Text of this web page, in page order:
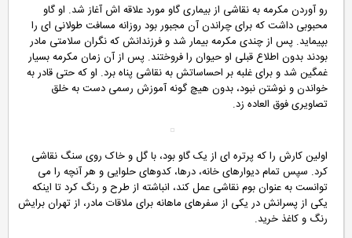
رو آوردن مکرمه به نقاشی از بیماری گاو مورد علاقه اش آغاز شد. او گاو
محبوبی داشت که برای چراندن آن مجبور بود روزانه مسافت طولانی ای را
بپیماید. پس از چندی مکرمه بیمار شد و فرزندانش که نگران سلامتی مادر
بودند بدون اطلاع قبلی او حیوان را فروختند. پس از آن زمان مکرمه بسیار
غمگین شد و برای غلبه بر احساساتش به نقاشی پناه برد. او که حتی قادر به
خواندن و نوشتن نبود، بدون هیچ گونه آموزش رسمی دست به خلق
تصاویری فوق العاده زد
اولین کارش را که پرتره ای از یک گاو بود، با گل و خاک روی سنگ نقاشی
کرد. سپس تمام دیوارهای خانه، درها، کدوهای حلوایی و هر آنچه را می
توانست به عنوان بوم نقاشی عمل کند، انباشته از طرح و رنگ کرد تا اینکه
یکی از پسرانش در یکی از سفرهای ماهانه برای ملاقات مادر، از تهران برایش
رنگ و کاغذ خرید.